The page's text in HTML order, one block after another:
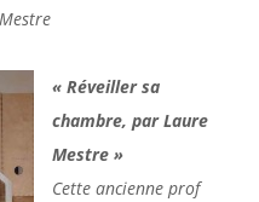
« Réveiller sa
chambre, par Laure
Mestre »
Cette ancienne prof